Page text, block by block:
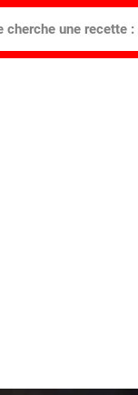
cherche une recette :